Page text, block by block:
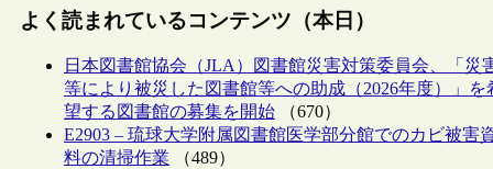
よく読まれているコンテンツ（本日）
日本図書館協会（JLA）図書館災害対策委員会、「災
等により被災した図書館等への助成（2026年度）」を
望する図書館の募集を開始 （670）
E2903 – 琉球大学附属図書館医学部分館でのカビ被害
料の清掃作業 （489）